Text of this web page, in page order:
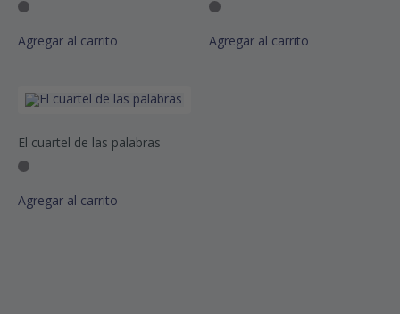
Agregar al carrito Agregar al carrito
El cuartel de las palabras
Agregar al carrito